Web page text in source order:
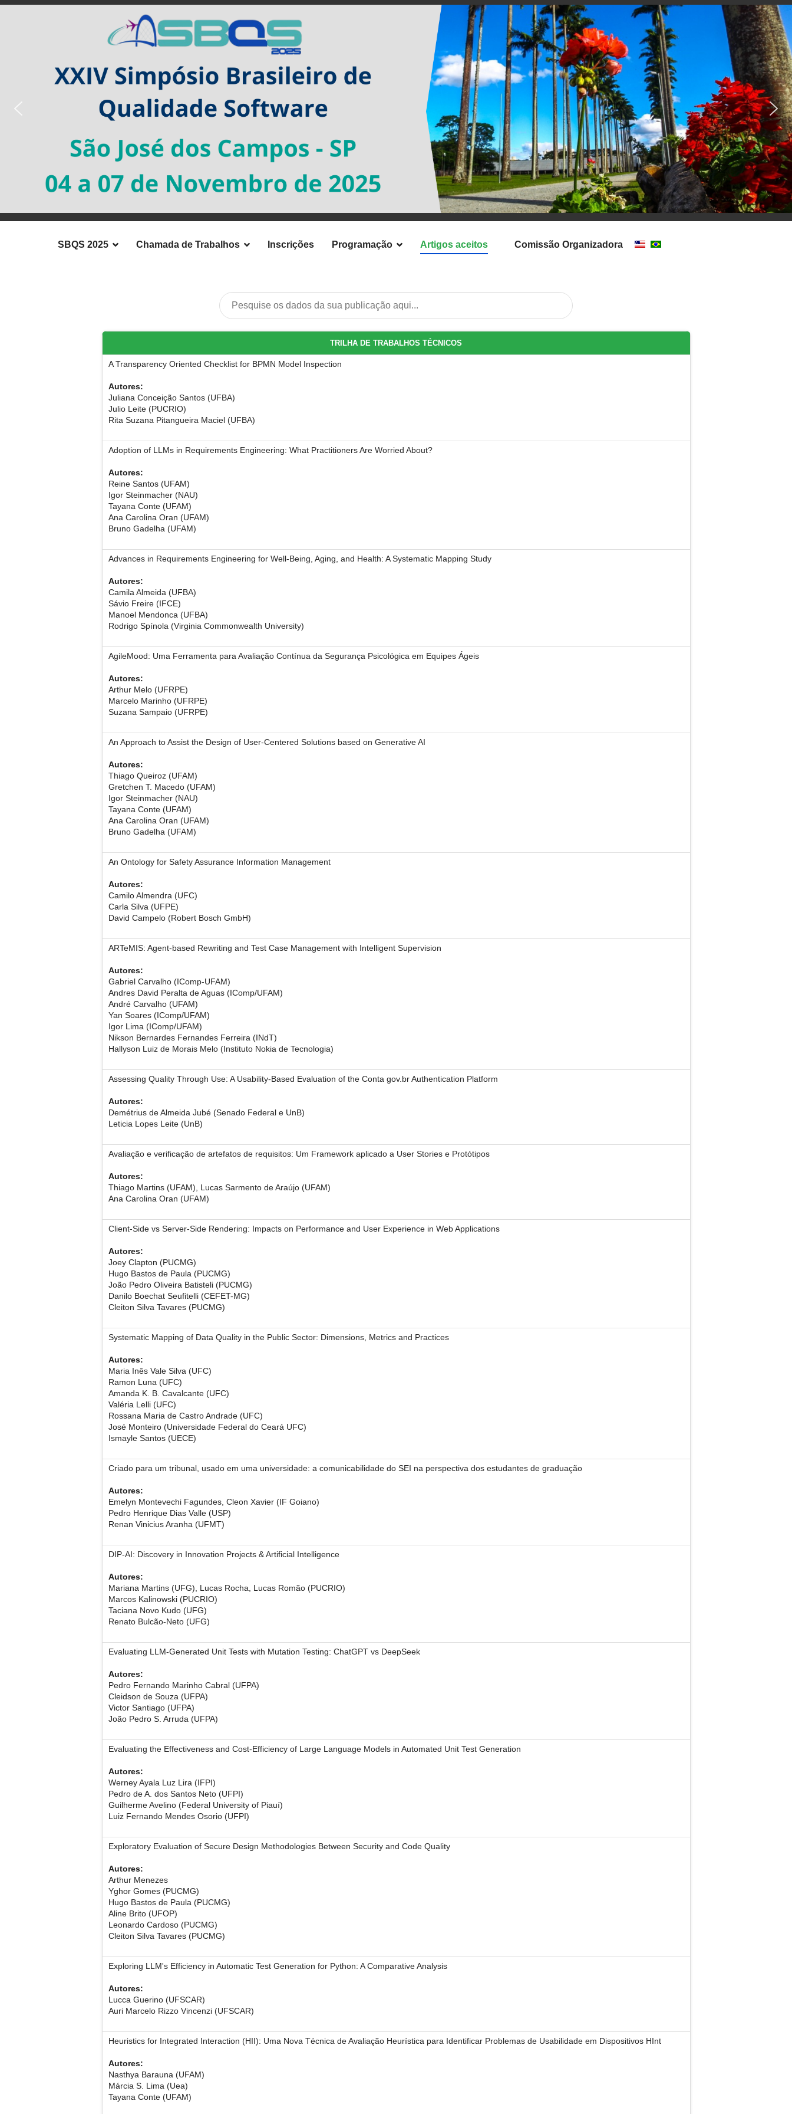
SBQS 2025 Chamada de Trabalhos Inscrições Programação Artigos aceitos Comissão Organizadora
TRILHA DE TRABALHOS TÉCNICOS
A Transparency Oriented Checklist for BPMN Model Inspection
Autores:
Juliana Conceição Santos (UFBA)
Julio Leite (PUCRIO)
Rita Suzana Pitangueira Maciel (UFBA)
Adoption of LLMs in Requirements Engineering: What Practitioners Are Worried About?
Autores:
Reine Santos (UFAM)
Igor Steinmacher (NAU)
Tayana Conte (UFAM)
Ana Carolina Oran (UFAM)
Bruno Gadelha (UFAM)
Advances in Requirements Engineering for Well-Being, Aging, and Health: A Systematic Mapping Study
Autores:
Camila Almeida (UFBA)
Sávio Freire (IFCE)
Manoel Mendonca (UFBA)
Rodrigo Spínola (Virginia Commonwealth University)
AgileMood: Uma Ferramenta para Avaliação Contínua da Segurança Psicológica em Equipes Ágeis
Autores:
Arthur Melo (UFRPE)
Marcelo Marinho (UFRPE)
Suzana Sampaio (UFRPE)
An Approach to Assist the Design of User-Centered Solutions based on Generative AI
Autores:
Thiago Queiroz (UFAM)
Gretchen T. Macedo (UFAM)
Igor Steinmacher (NAU)
Tayana Conte (UFAM)
Ana Carolina Oran (UFAM)
Bruno Gadelha (UFAM)
An Ontology for Safety Assurance Information Management
Autores:
Camilo Almendra (UFC)
Carla Silva (UFPE)
David Campelo (Robert Bosch GmbH)
ARTeMIS: Agent-based Rewriting and Test Case Management with Intelligent Supervision
Autores:
Gabriel Carvalho (IComp-UFAM)
Andres David Peralta de Aguas (IComp/UFAM)
André Carvalho (UFAM)
Yan Soares (IComp/UFAM)
Igor Lima (IComp/UFAM)
Nikson Bernardes Fernandes Ferreira (INdT)
Hallyson Luiz de Morais Melo (Instituto Nokia de Tecnologia)
Assessing Quality Through Use: A Usability-Based Evaluation of the Conta gov.br Authentication Platform
Autores:
Demétrius de Almeida Jubé (Senado Federal e UnB)
Leticia Lopes Leite (UnB)
Avaliação e verificação de artefatos de requisitos: Um Framework aplicado a User Stories e Protótipos
Autores:
Thiago Martins (UFAM), Lucas Sarmento de Araújo (UFAM)
Ana Carolina Oran (UFAM)
Client-Side vs Server-Side Rendering: Impacts on Performance and User Experience in Web Applications
Autores:
Joey Clapton (PUCMG)
Hugo Bastos de Paula (PUCMG)
João Pedro Oliveira Batisteli (PUCMG)
Danilo Boechat Seufitelli (CEFET-MG)
Cleiton Silva Tavares (PUCMG)
Systematic Mapping of Data Quality in the Public Sector: Dimensions, Metrics and Practices
Autores:
Maria Inês Vale Silva (UFC)
Ramon Luna (UFC)
Amanda K. B. Cavalcante (UFC)
Valéria Lelli (UFC)
Rossana Maria de Castro Andrade (UFC)
José Monteiro (Universidade Federal do Ceará UFC)
Ismayle Santos (UECE)
Criado para um tribunal, usado em uma universidade: a comunicabilidade do SEI na perspectiva dos estudantes de graduação
Autores:
Emelyn Montevechi Fagundes, Cleon Xavier (IF Goiano)
Pedro Henrique Dias Valle (USP)
Renan Vinicius Aranha (UFMT)
DIP-AI: Discovery in Innovation Projects & Artificial Intelligence
Autores:
Mariana Martins (UFG), Lucas Rocha, Lucas Romão (PUCRIO)
Marcos Kalinowski (PUCRIO)
Taciana Novo Kudo (UFG)
Renato Bulcão-Neto (UFG)
Evaluating LLM-Generated Unit Tests with Mutation Testing: ChatGPT vs DeepSeek
Autores:
Pedro Fernando Marinho Cabral (UFPA)
Cleidson de Souza (UFPA)
Victor Santiago (UFPA)
João Pedro S. Arruda (UFPA)
Evaluating the Effectiveness and Cost-Efficiency of Large Language Models in Automated Unit Test Generation
Autores:
Werney Ayala Luz Lira (IFPI)
Pedro de A. dos Santos Neto (UFPI)
Guilherme Avelino (Federal University of Piauí)
Luiz Fernando Mendes Osorio (UFPI)
Exploratory Evaluation of Secure Design Methodologies Between Security and Code Quality
Autores:
Arthur Menezes
Yghor Gomes (PUCMG)
Hugo Bastos de Paula (PUCMG)
Aline Brito (UFOP)
Leonardo Cardoso (PUCMG)
Cleiton Silva Tavares (PUCMG)
Exploring LLM's Efficiency in Automatic Test Generation for Python: A Comparative Analysis
Autores:
Lucca Guerino (UFSCAR)
Auri Marcelo Rizzo Vincenzi (UFSCAR)
Heuristics for Integrated Interaction (HII): Uma Nova Técnica de Avaliação Heurística para Identificar Problemas de Usabilidade em Dispositivos HInt
Autores:
Nasthya Barauna (UFAM)
Márcia S. Lima (Uea)
Tayana Conte (UFAM)